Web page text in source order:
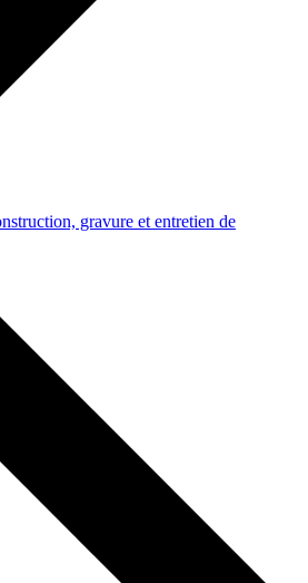
gravure et entretien de